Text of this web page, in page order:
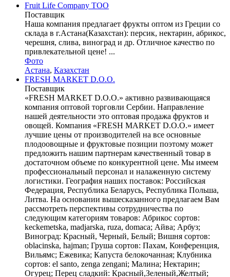
Fruit Life Company ТОО
Поставщик
Наша компания предлагает фрукты оптом из Греции со
склада в г.Астана(Казахстан): персик, нектарин, абрикос,
черешня, слива, виноград и др. Отличное качество по
привлекательной цене! ...
Фото
Астана, Казахстан
FRESH MARKET D.O.O.
Поставщик
«FRESH MARKET D.O.O.» активно развивающаяся
компания оптовой торговли Сербии. Направление
нашей деятельности это оптовая продажа фруктов и
овощей. Компания «FRESH MARKET D.O.O.» имеет
лучшие цены от производителей на все основные
плодоовощные и фруктовые позиции поэтому может
предложить нашим партнерам качественный товар в
достаточном объеме по конкурентной цене. Мы имеем
профессиональный персонал и налаженную систему
логистики. География наших поставок: Российская
Федерация, Республика Беларусь, Республика Польша,
Литва. На основании вышесказанного предлагаем Вам
рассмотреть перспективы сотрудничества по
следующим категориям товаров: Абрикос сортов:
keckemetska, madjarska, ruza, domaca; Айва; Арбуз;
Виноград: Красный, Черный, Белый; Вишня сортов:
oblacinska, hajman; Груша сортов: Пахам, Конференция,
Вильямс; Ежевика; Капуста белокочанная; Клубника
сортов: el santo, zenga zengani; Малина; Нектарин;
Огурец; Перец сладкий: Красный,Зеленый,Желтый;